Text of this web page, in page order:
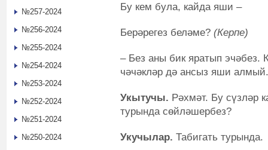
Бу кем була, кайда яши –
Берәрегез беләме? (Керпе)
– Без аны бик яратып эчәбез.
чәчәкләр дә ансыз яши
Укытучы. Рәхмәт. Бу сүзләр
турында сөйләшербез?
Укучылар. Табигать турында.
№257-2024
№256-2024
№255-2024
№254-2024
№253-2024
№252-2024
№251-2024
№250-2024